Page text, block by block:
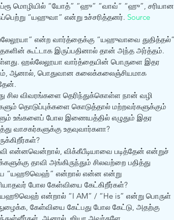
மொழியில் “யோத்” “ஹு” “வாவ்” “ஹு”, சரியான
“யஹுவா” என்று உச்சரித்தனர். Source
துதித்தல்”
கூட்டாக இருப்பதினால் தான் அந்த அர்த்தம்.
ஹல்லேலூயா வார்த்தையின் பொருளை இதர
ஆனால், பொதுவான கலைக்கலைஞ்சியமாக
சில விவரங்களை தெரிந்துக்கொள்ள நான் வழி
தொடுப்புக்களை கொடுத்தால் மற்றவர்களுக்கும்
உங்களைப் போல இணையத்தில் எழுதும் இதர
வாசகர்களுக்கு உதவுவார்களா?
என்னவென்றால், விக்கீபீடியாவை படித்தேன் என்றுச்
தாவி அங்கிருந்தும் சிலவற்றை பதித்து
“யஹூவெஹ்” என்றால் என்ன என்று
போல கேள்வியை கேட்கிறீர்கள்?
யஹூவெஹ் என்றால் “I AM” / “He is” என்று பொருள்
கேள்வியை கேட்பது போல கேட்டு, அதற்கு